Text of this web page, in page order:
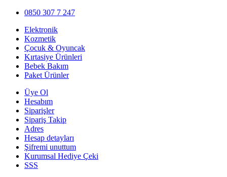
0850 307 7 247
Elektronik
Kozmetik
Çocuk & Oyuncak
Kırtasiye Ürünleri
Bebek Bakım
Paket Ürünler
Üye Ol
Hesabım
Siparişler
Sipariş Takip
Adres
Hesap detayları
Şifremi unuttum
Kurumsal Hediye Çeki
SSS